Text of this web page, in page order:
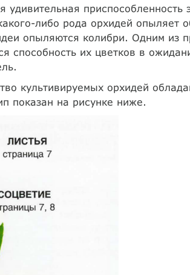
удивительная приспособленность
либо рода орхидей опыляет
опыляются колибри. Одним из
способность их цветков в
культивируемых орхидей
показан на рисунке ниже.